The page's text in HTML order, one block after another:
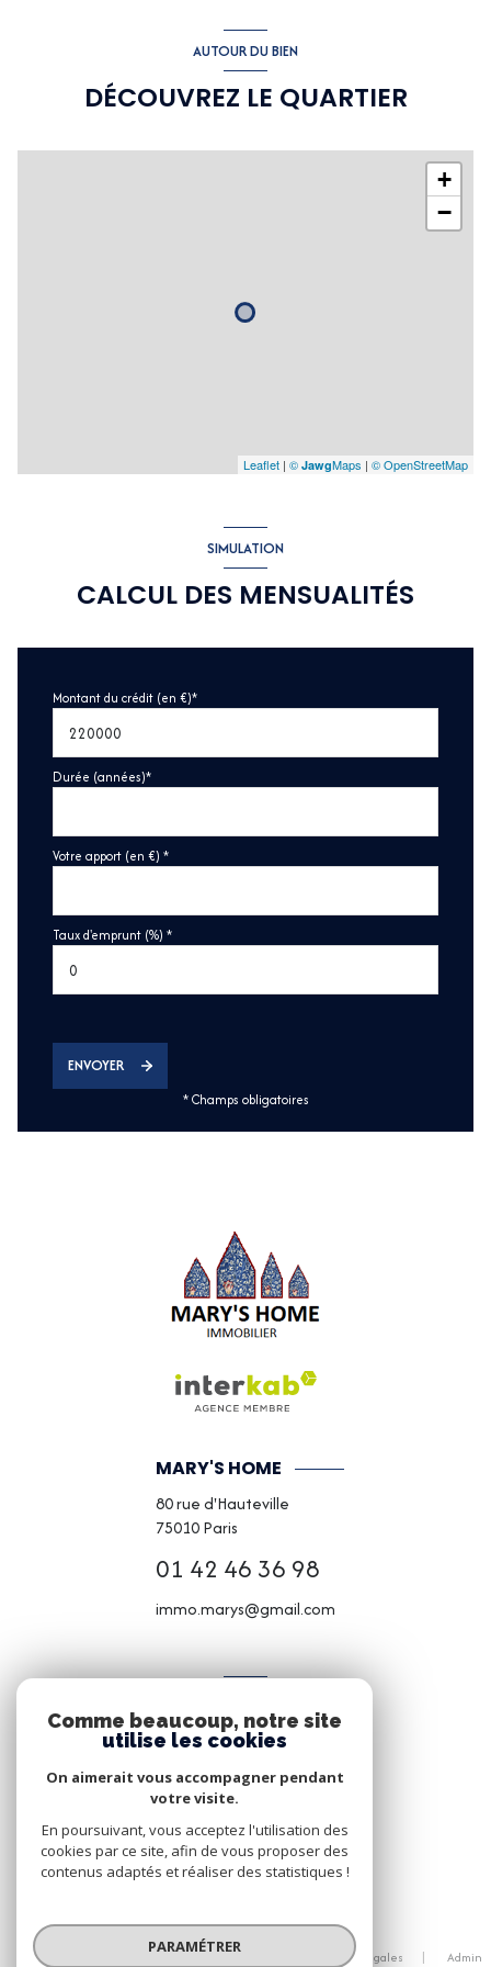
AUTOUR DU BIEN
DÉCOUVREZ LE QUARTIER
+
−
Leaflet | © JawgMaps | © OpenStreetMap
SIMULATION
CALCUL DES MENSUALITÉS
Montant du crédit (en €)*
Durée (années)*
Votre apport (en €) *
Taux d'emprunt (%) *
ENVOYER
* Champs obligatoires
MARY'S HOME
80 rue d'Hauteville
75010Paris
01 42 46 36 98
immo.marys@gmail.com
NOUS ADHÉRONS
© 2026 | Tous droits réservés
Nos honoraires Mentions légales Admin
Comme beaucoup, notre site
utilise les cookies
On aimerait vous accompagner pendant
votre visite.
En poursuivant, vous acceptez l'utilisation des
cookies par ce site, afin de vous proposer des
contenus adaptés et réaliser des statistiques !
PARAMÉTRER